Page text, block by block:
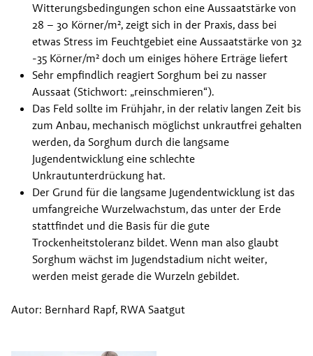
Witterungsbedingungen schon eine Aussaatstärke von
28 – 30 Körner/m², zeigt sich in der Praxis, dass bei
etwas Stress im Feuchtgebiet eine Aussaatstärke von 32
-35 Körner/m² doch um einiges höhere Erträge liefert
Sehr empfindlich reagiert Sorghum bei zu nasser
Aussaat (Stichwort: „reinschmieren“).
Das Feld sollte im Frühjahr, in der relativ langen Zeit bis
zum Anbau, mechanisch möglichst unkrautfrei gehalten
werden, da Sorghum durch die langsame
Jugendentwicklung eine schlechte
Unkrautunterdrückung hat.
Der Grund für die langsame Jugendentwicklung ist das
umfangreiche Wurzelwachstum, das unter der Erde
stattfindet und die Basis für die gute
Trockenheitstoleranz bildet. Wenn man also glaubt
Sorghum wächst im Jugendstadium nicht weiter,
werden meist gerade die Wurzeln gebildet.
Autor: Bernhard Rapf, RWA Saatgut